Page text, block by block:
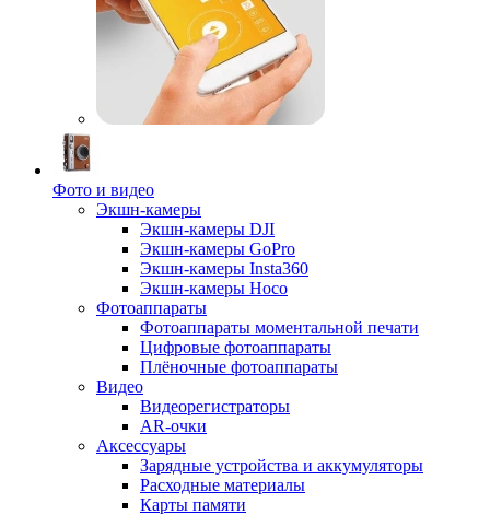
Фото и видео
Экшн-камеры
Экшн-камеры DJI
Экшн-камеры GoPro
Экшн-камеры Insta360
Экшн-камеры Hoco
Фотоаппараты
Фотоаппараты моментальной печати
Цифровые фотоаппараты
Плёночные фотоаппараты
Видео
Видеорегистраторы
AR-очки
Аксессуары
Зарядные устройства и аккумуляторы
Расходные материалы
Карты памяти